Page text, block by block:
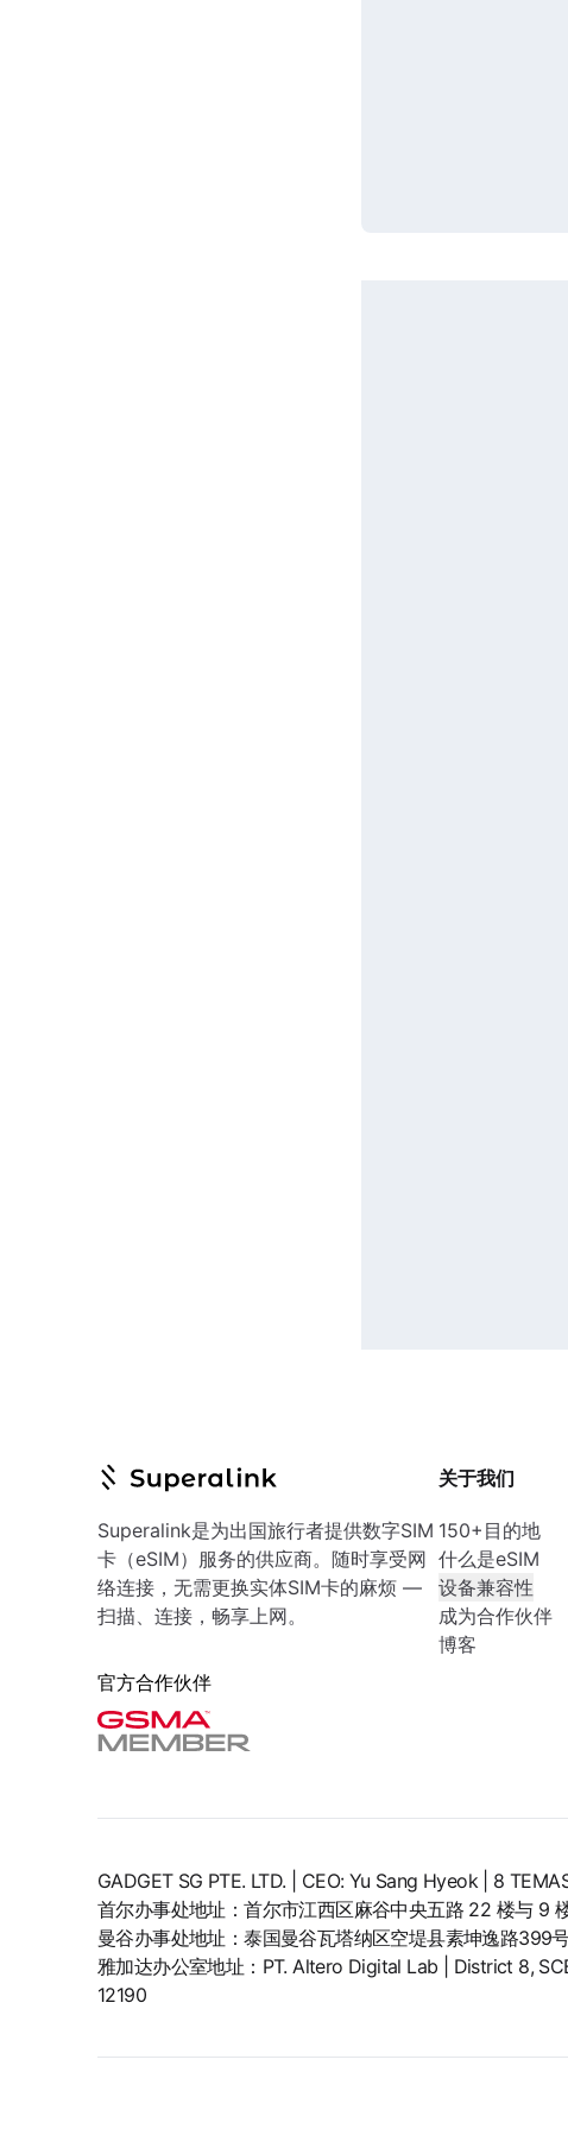
Superalink是为出国旅行者提供数字SIM
卡（eSIM）服务的供应商。随时享受网
络连接，无需更换实体SIM卡的麻烦 —
扫描、连接，畅享上网。
官方合作伙伴
关于我们
150+目的地
什么是eSIM
设备兼容性
成为合作伙伴
博客
GADGET SG PTE. LTD. | CEO: Yu Sang Hyeok | 8
首尔办事处地址：首尔市江西区麻谷中央五路 22 楼与 9
曼谷办事处地址：泰国曼谷瓦塔纳区空堤县素坤逸路399
雅加达办公室地址：PT. Altero Digital Lab | District 8,
12190